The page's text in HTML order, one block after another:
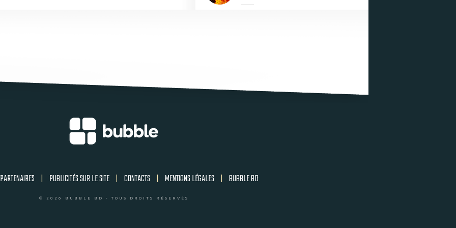
PARTENAIRES | PUBLICITÉS SUR LE SITE | CONTACTS | MENTIONS LÉGALES | BUBBLE BD
© 2026 BUBBLE BD - TOUS DROITS RÉSERVÉS